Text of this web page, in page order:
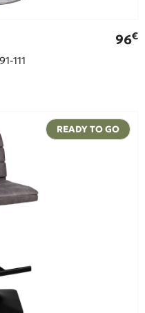
96€
111
READY TO GO